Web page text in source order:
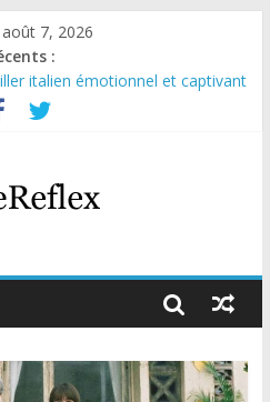
7, 2026
:
italien émotionnel et captivant
série suédoise sur Netflix
d’un film érotique devenu
avec Takeru Satō
qui séduira les fans de